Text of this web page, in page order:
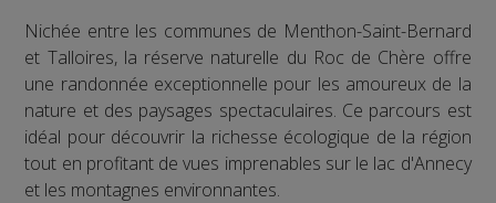
Nichée entre les communes de Menthon-Saint-Bernard
et Talloires, la réserve naturelle du Roc de Chère offre
une randonnée exceptionnelle pour les amoureux de la
nature et des paysages spectaculaires. Ce parcours est
idéal pour découvrir la richesse écologique de la région
tout en profitant de vues imprenables sur le lac d'Annecy
et les montagnes environnantes.